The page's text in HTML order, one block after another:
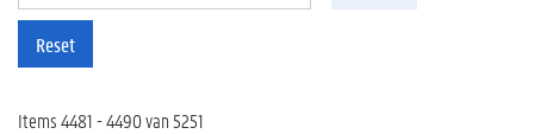
Reset
Items 4481 - 4490 van 5251